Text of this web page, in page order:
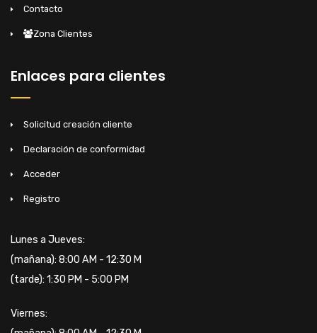
Contacto
Zona Clientes
Enlaces para clientes
Solicitud creación cliente
Declaración de conformidad
Acceder
Registro
Lunes a Jueves:
(mañana): 8:00 AM - 12:30 M
(tarde): 1:30 PM - 5:00 PM
Viernes: